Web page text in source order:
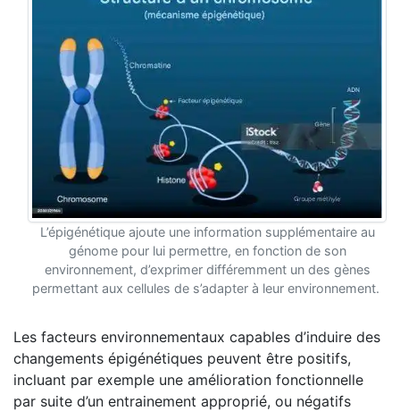
L’épigénétique ajoute une information supplémentaire au
génome pour lui permettre, en fonction de son
environnement, d’exprimer différemment un des gènes
permettant aux cellules de s’adapter à leur environnement.
Les facteurs environnementaux capables d’induire des
changements épigénétiques peuvent être positifs,
incluant par exemple une amélioration fonctionnelle
par suite d’un entrainement approprié, ou négatifs